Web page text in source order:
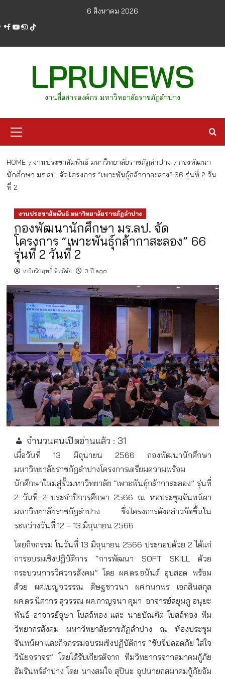
content
6 สิงหาคม 2026
facebook
youtube
instagram
tiktok
LPRUNEWS
งานสื่อสารองค์กร มหาวิทยาลัยราชภัฏลำปาง
Menu
HOME งานประชาสัมพันธ์ มหาวิทยาลัยราชภัฏลำปาง
กองพัฒนา
นักศึกษา มร.ลป. จัดโครงการ “เพาะพันธุ์กล้ากาสะลอง” 66 รุ่นที่ 2 วัน
ที่ 2
งานประชาสัมพันธ์ มหาวิทยาลัยราชภัฏลำปาง
กองพัฒนานักศึกษา มร.ลป. จัด
โครงการ “เพาะพันธุ์กล้ากาสะลอง” 66
รุ่นที่ 2 วันที่ 2
เกริกริกฤทธิ์ สิทธิชัย 3 ปี ago
จำนวนคนเปิดอ่านแล้ว : 31
เมื่อวันที่ 13 มิถุนายน 2566 กองพัฒนานักศึกษา
มหาวิทยาลัยราชภัฏลำปางโครงการเตรียมความพร้อม
นักศึกษาใหม่สู่รั้วมหาวิทยาลัย “เพาะพันธุ์กล้ากาสะลอง” รุ่นที่
2 วันที่ 2 ประจำปีการศึกษา 2566 ณ หอประชุมจันทน์ผา
มหาวิทยาลัยราชภัฏลำปาง ซึ่งโครงการดังกล่าวจัดขึ้นใน
ระหว่างวันที่ 12 – 13 มิถุนายน 2566
โดยกิจกรรม ในวันที่ 13 มิถุนายน 2566 ประกอบด้วย 2 ได้แก่
การอบรมเชิงปฏิบัติการ “การพัฒนา SOFT SKILL ด้วย
กระบวนการวิศวกรสังคม” โดย ผศ.ดร.อนันต์ อุปสอด พร้อม
ด้วย ผศ.เบญจวรรณ ดิษฐชาวนา ผศ.กนกพร เอกสินสกุล
ผศ.ดร.นิศากร สุวรรณ ผศ.กาญจนา คุมา อาจารย์สยุมภู อนุยะ
พันธ์ อาจารย์อุษา โบสถ์ทอง และ นายบัณฑิต โบสถ์ทอง ทีม
วิทยากรสังคม มหาวิทยาลัยราชภัฏลำปาง ณ ห้องประชุม
จันทน์ผา และกิจกรรมอบรมเชิงปฏิบัติการ “ขับขี่ปลอดภัย ใส่ใจ
วินัยจราจร” โดยได้รับเกียรติจาก ทีมวิทยากรจากสมาคมกู้ภัย
อัมรินทร์ลำปาง โดย นางสมใจ สุปินะ อุปนายกสมาคมกู้ภัยอัม